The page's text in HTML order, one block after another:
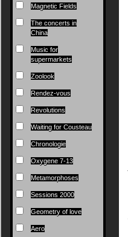
Magnetic Fields
The concerts in
China
Music for
supermarkets
Zoolook
Rendez-vous
Revolutions
Waiting for Cousteau
Chronologie
Oxygene 7-13
Metamorphoses
Sessions 2000
Geometry of love
Aero